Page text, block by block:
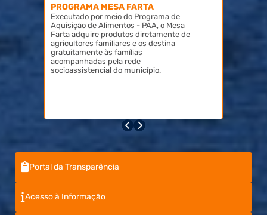
PROGRAMA MESA FARTA
Executado por meio do Programa de
Aquisição de Alimentos - PAA, o Mesa
Farta adquire produtos diretamente de
agricultores familiares e os destina
gratuitamente às famílias
acompanhadas pela rede
socioassistencial do município.
Portal da Transparência
Acesso à Informação